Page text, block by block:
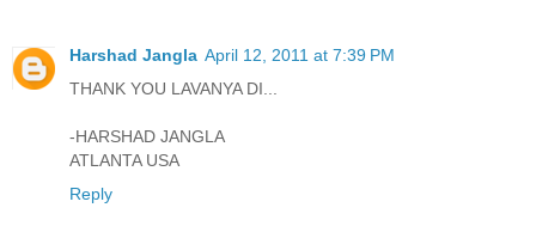
Harshad Jangla April 12, 2011 at 7:39 PM
THANK YOU LAVANYA DI...
-HARSHAD JANGLA
ATLANTA USA
Reply